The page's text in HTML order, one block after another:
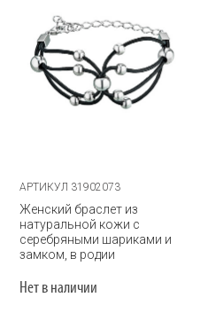
АРТИКУЛ 31902073
Женский браслет из
натуральной кожи с
серебряными шариками и
замком, в родии
Нет в наличии